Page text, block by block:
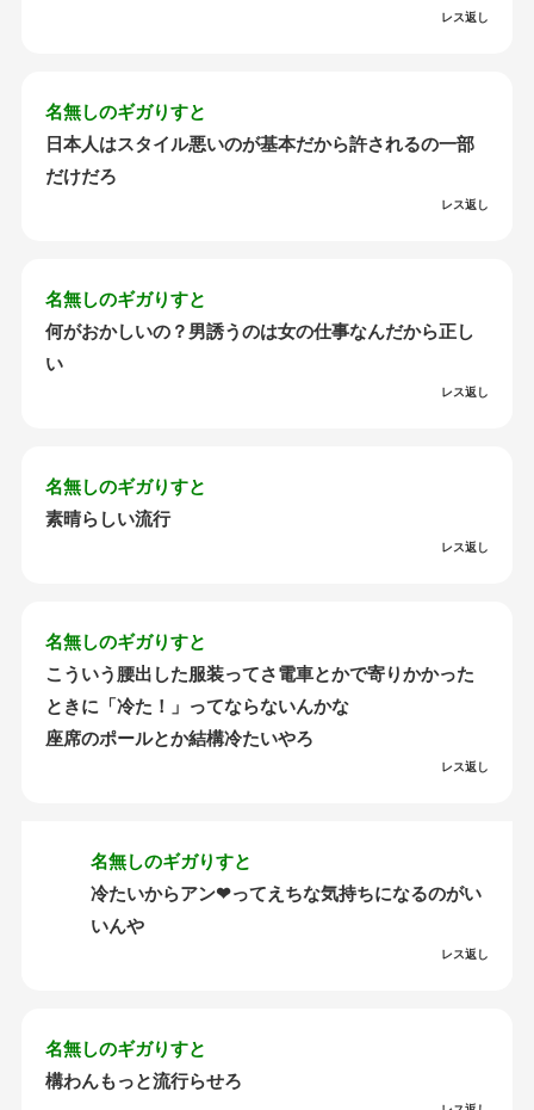
レス返し
名無しのギガりすと
日本人はスタイル悪いのが基本だから許されるの一部
だけだろ
レス返し
名無しのギガりすと
何がおかしいの？男誘うのは女の仕事なんだから正し
い
レス返し
名無しのギガりすと
素晴らしい流行
レス返し
名無しのギガりすと
こういう腰出した服装ってさ電車とかで寄りかかった
ときに「冷た！」ってならないんかな
座席のポールとか結構冷たいやろ
レス返し
名無しのギガりすと
冷たいからアン❤ってえちな気持ちになるのがい
いんや
レス返し
名無しのギガりすと
構わんもっと流行らせろ